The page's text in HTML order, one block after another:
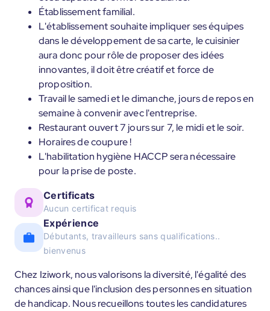
Établissement familial.
L'établissement souhaite impliquer ses équipes
dans le développement de sa carte, le cuisinier
aura donc pour rôle de proposer des idées
innovantes, il doit être créatif et force de
proposition.
Travail le samedi et le dimanche, jours de repos en
semaine à convenir avec l'entreprise.
Restaurant ouvert 7 jours sur 7, le midi et le soir.
Horaires de coupure !
L'habilitation hygiène HACCP sera nécessaire
pour la prise de poste.
Certificats
Aucun certificat requis
Expérience
Débutants, travailleurs sans qualifications..
bienvenus
Chez Iziwork, nous valorisons la diversité, l'égalité des
chances ainsi que l'inclusion des personnes en situation
de handicap. Nous recueillons toutes les candidatures